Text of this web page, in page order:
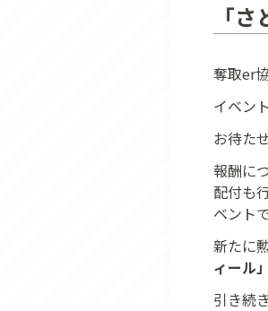
「
奪取er
イベン
お待た
報酬に
配付も
ベント
新たに
ィール」
引き続